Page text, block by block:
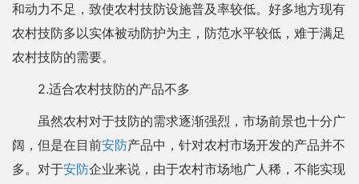
和动力不足，致使农村技防设施普及率较低。好多地方现有
农村技防多以实体被动防护为主，防范水平较低，难于满足
农村技防的需要。
2.适合农村技防的产品不多
虽然农村对于技防的需求逐渐强烈，市场前景也十分广
阔，但是在目前安防产品中，针对农村市场开发的产品并不
多。对于安防企业来说，由于农村市场地广人稀，不能实现